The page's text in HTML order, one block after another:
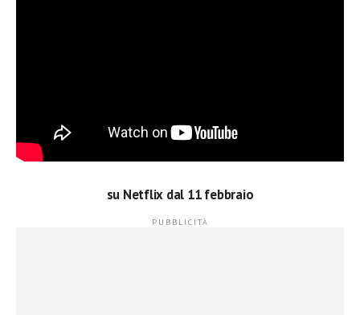
su Netflix dal 11 febbraio